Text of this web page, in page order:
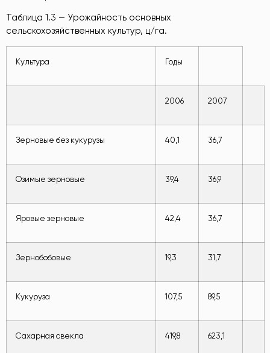
Таблица 1.3 — Урожайность основных
сельскохозяйственных культур, ц/га.
Культура Годы
2006 2007
Зерновые без кукурузы 40,1 36,7
Озимые зерновые 39,4 36,9
Яровые зерновые 42,4 36,7
Зернобобовые 19,3 31,7
Кукуруза 107,5 89,5
Сахарная свекла 419,8 623,1